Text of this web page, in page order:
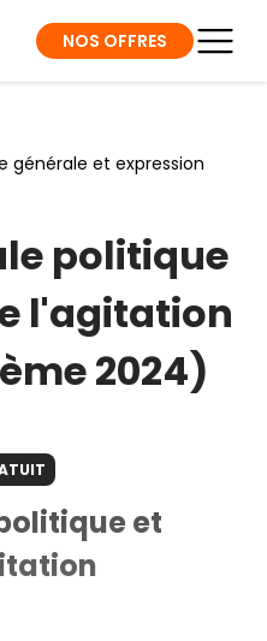
NOS OFFRES
générale et expression
politique
l'agitation
2024)
et